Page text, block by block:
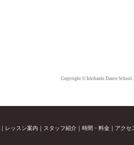
Copyright © Ishibashi Dance
｜ レッスン案内 ｜ スタッフ紹介 ｜ 時間・料金 ｜ アクセ